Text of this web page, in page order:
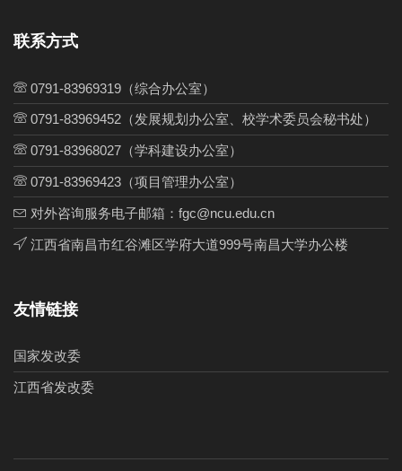
联系方式
0791-83969319（综合办公室）
0791-83969452（发展规划办公室、校学术委员会秘书处）
0791-83968027（学科建设办公室）
0791-83969423（项目管理办公室）
对外咨询服务电子邮箱：fgc@ncu.edu.cn
江西省南昌市红谷滩区学府大道999号南昌大学办公楼
友情链接
国家发改委
江西省发改委